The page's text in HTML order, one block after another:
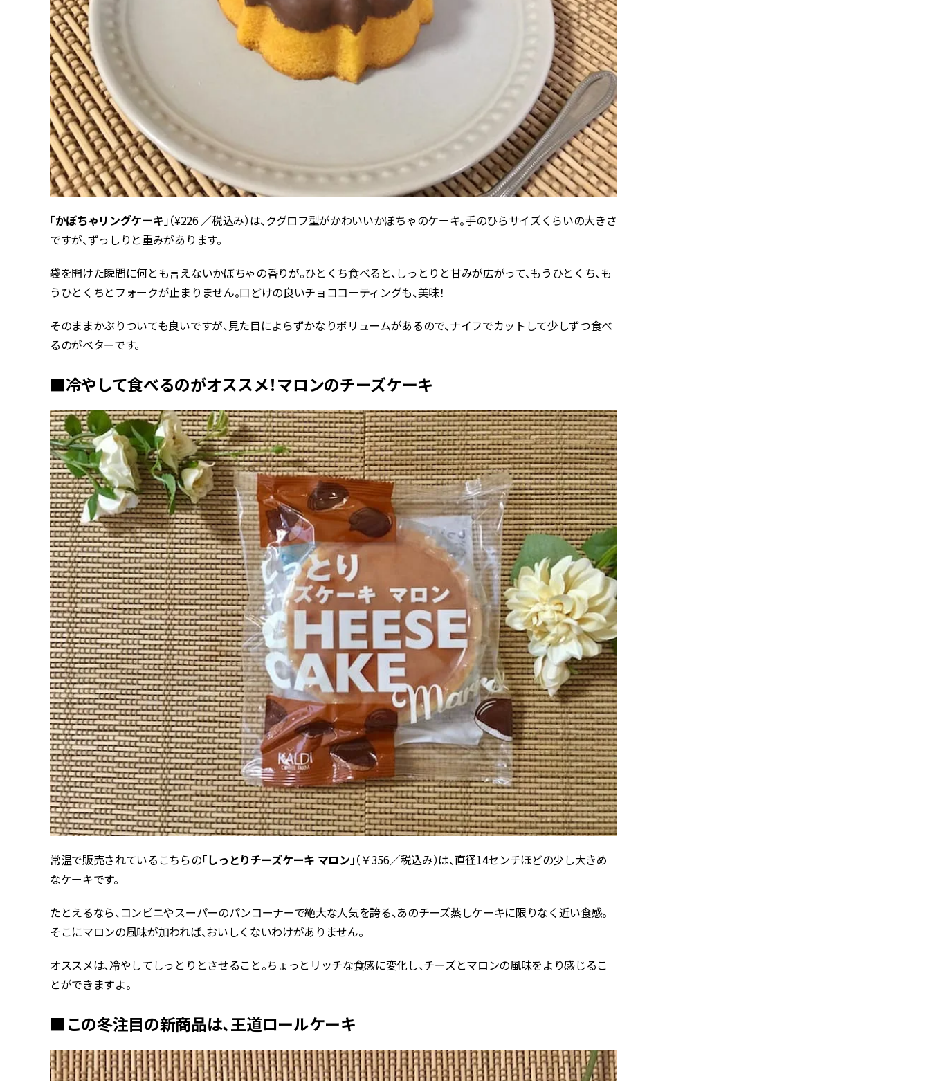
「かぼちゃリングケーキ」（¥226 ／税込み）は、クグロフ型がかわいいかぼちゃのケーキ。手のひらサイズくらいの大きさ
ですが、ずっしりと重みがあります。
袋を開けた瞬間に何とも言えないかぼちゃの香りが。ひとくち食べると、しっとりと甘みが広がって、もうひとくち、も
うひとくちとフォークが止まりません。口どけの良いチョココーティングも、美味！
そのままかぶりついても良いですが、見た目によらずかなりボリュームがあるので、ナイフでカットして少しずつ食べ
るのがベターです。
■冷やして食べるのがオススメ！マロンのチーズケーキ
常温で販売されているこちらの「しっとりチーズケーキ マロン」（￥356／税込み）は、直径14センチほどの少し大きめ
なケーキです。
たとえるなら、コンビニやスーパーのパンコーナーで絶大な人気を誇る、あのチーズ蒸しケーキに限りなく近い食感。
そこにマロンの風味が加われば、おいしくないわけがありません。
オススメは、冷やしてしっとりとさせること。ちょっとリッチな食感に変化し、チーズとマロンの風味をより感じるこ
とができますよ。
■この冬注目の新商品は、王道ロールケーキ